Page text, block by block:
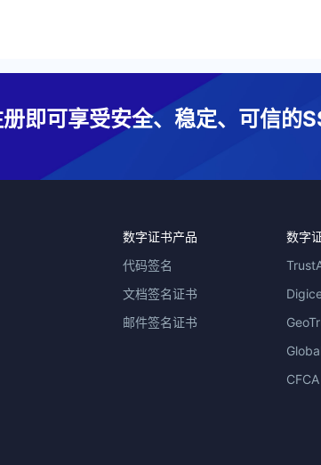
即可享受安全、稳定、可信的
数字证书产品
代码签名
文档签名证书
邮件签名证书
数字
CFCA